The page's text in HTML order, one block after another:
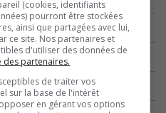
(cookies, identifiants
pourront être stockées
ainsi que partagées avec lui,
ce site. Nos partenaires et
d'utiliser des données de
des partenaires.
de traiter vos
sur la base de l'intérêt
en gérant vos options